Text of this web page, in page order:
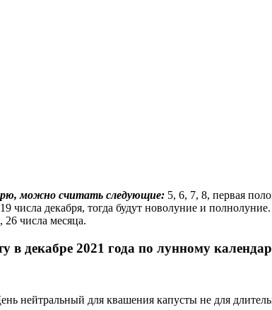
можно считать следующие: 5, 6, 7, 8, первая
числа декабря, тогда будут новолуние и полнолуние.
26 числа месяца.
в декабре 2021 года по лунному
нейтральный для квашения капусты не для